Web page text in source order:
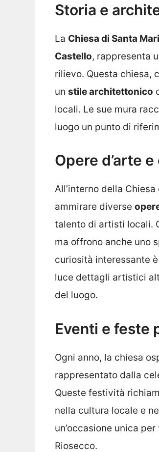
Storia e
La Chiesa di Santa
Castello, rappresenta
rilievo. Questa chiesa,
un stile architettonico
locali. Le sue mura
luogo un punto di
Opere d’arte
All’interno della
ammirare diverse
talento di artisti locali.
ma offrono anche uno
curiosità interessante
luce dettagli artistici
del luogo.
Eventi e feste
Ogni anno, la chiesa
rappresentato dalla
Queste festività
nella cultura locale e
un’occasione unica
Riosecco.